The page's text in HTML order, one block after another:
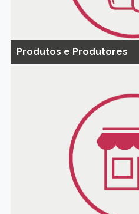
Produtos e Produtores